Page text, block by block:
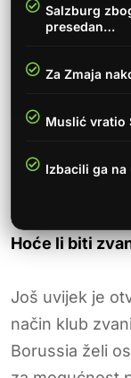
Salzburg
presedan…
Za Zmaja
Muslić vratio
Izbacili ga
Hoće li biti
Još uvijek je
način klub
Borussia želi